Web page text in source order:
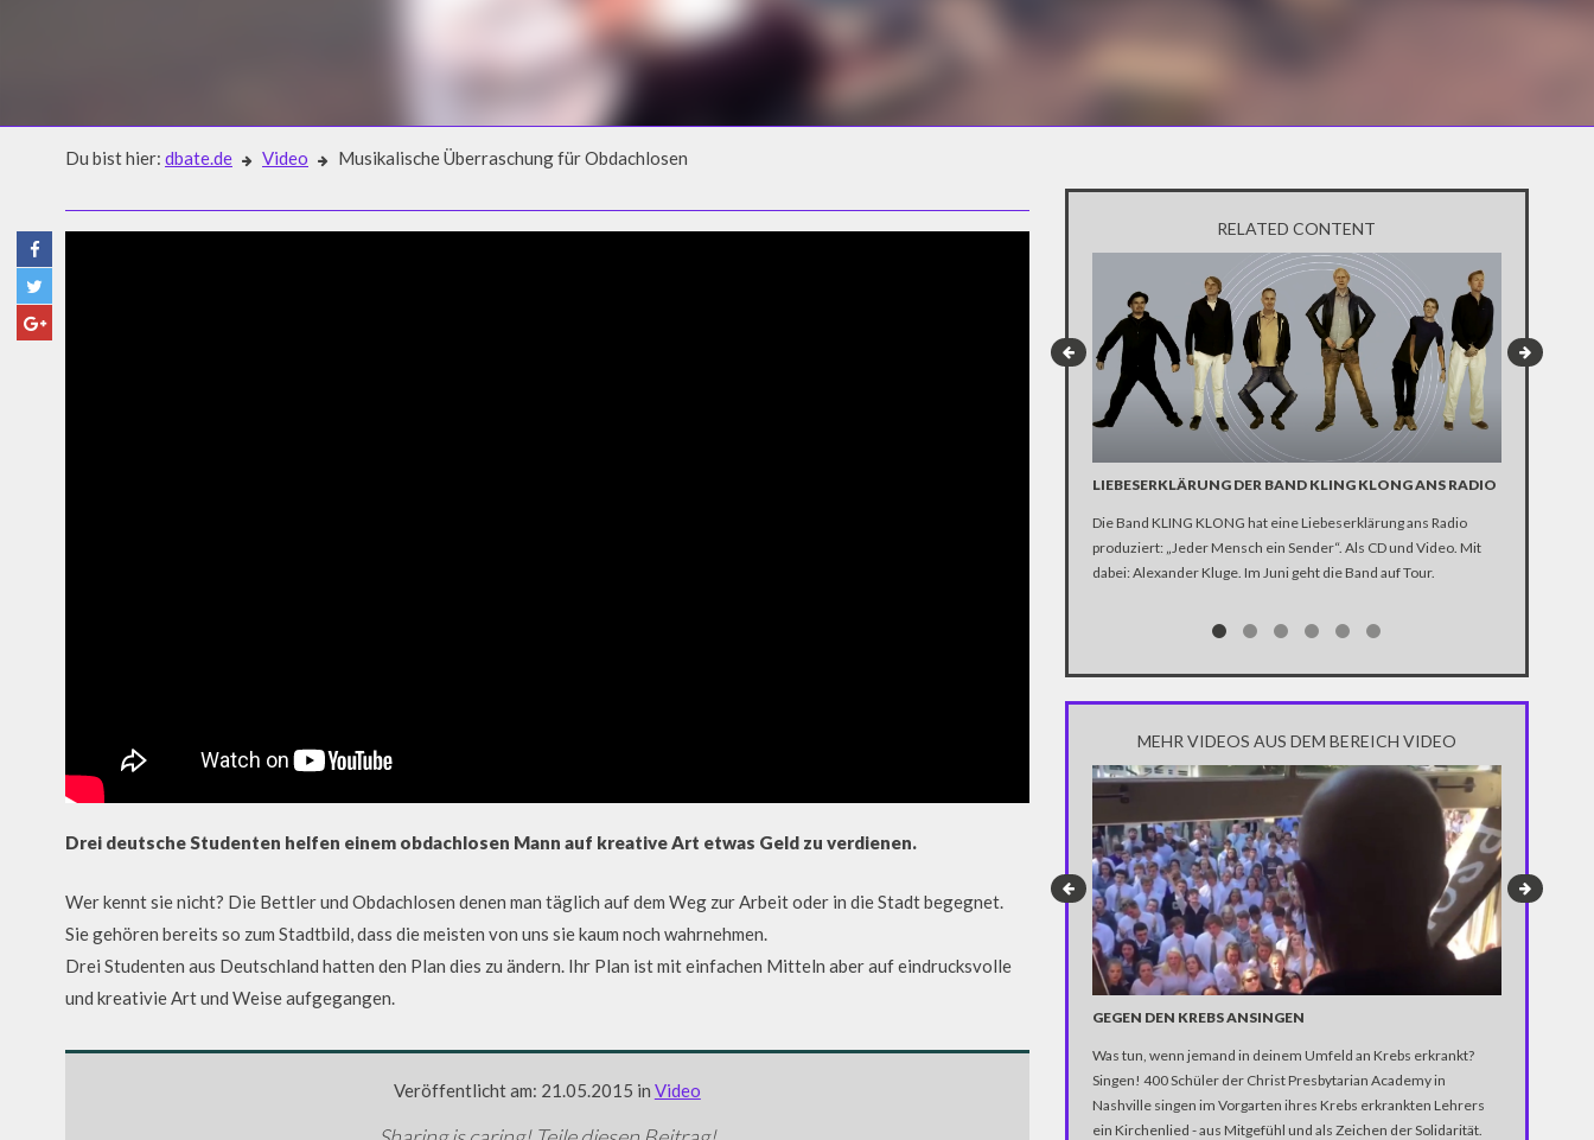
Du bist hier: dbate.de Video Musikalische Überraschung für Obdachlosen
Drei deutsche Studenten helfen einem obdachlosen Mann auf kreative Art etwas Geld zu verdienen.
Wer kennt sie nicht? Die Bettler und Obdachlosen denen man täglich auf dem Weg zur Arbeit oder in die Stadt begegnet.
Sie gehören bereits so zum Stadtbild, dass die meisten von uns sie kaum noch wahrnehmen.
Drei Studenten aus Deutschland hatten den Plan dies zu ändern. Ihr Plan ist mit einfachen Mitteln aber auf eindrucksvolle
und kreativie Art und Weise aufgegangen.
Veröffentlicht am: 21.05.2015 in Video
RELATED CONTENT
LIEBESERKLÄRUNG DER BAND KLING KLONG ANS RADIO
Die Band KLING KLONG hat eine Liebeserklärung ans Radio
produziert: „Jeder Mensch ein Sender“. Als CD und Video. Mit
dabei: Alexander Kluge. Im Juni geht die Band auf Tour.
MEHR VIDEOS AUS DEM BEREICH VIDEO
GEGEN DEN KREBS ANSINGEN
Was tun, wenn jemand in deinem Umfeld an Krebs erkrankt?
Singen! 400 Schüler der Christ Presbytarian Academy in
Nashville singen im Vorgarten ihres Krebs erkrankten Lehrers
ein Kirchenlied - aus Mitgefühl und als Zeichen der Solidarität.
WARUM SO
EMO-SONG
Voller
zumindest